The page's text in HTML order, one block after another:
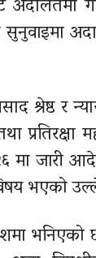
श्रेष्ठ
प्रतिरक्षा
मा जारी
भएको
भनिएको छ,